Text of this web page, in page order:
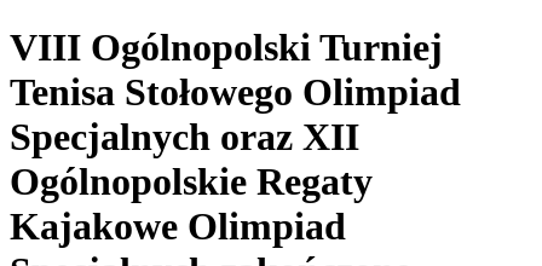
VIII Ogólnopolski Turniej
Tenisa Stołowego Olimpiad
Specjalnych oraz XII
Ogólnopolskie Regaty
Kajakowe Olimpiad